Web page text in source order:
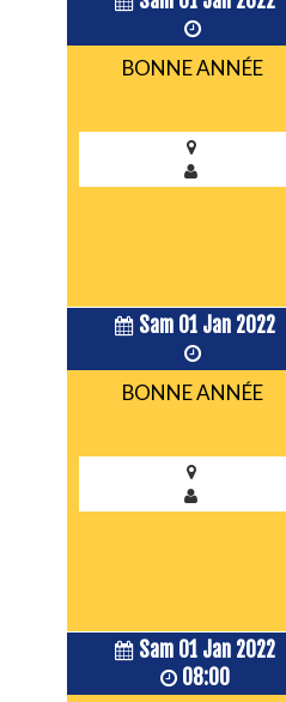
BONNE ANNÉE
Sam 01 Jan 2022
BONNE ANNÉE
Sam 01 Jan 2022
08:00